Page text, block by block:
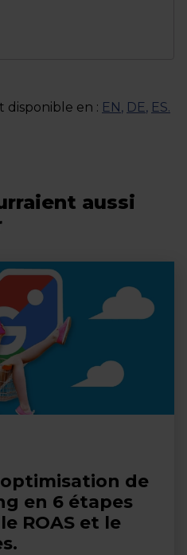
disponible en : EN, DE, ES.
aussi
de
en 6 étapes
ROAS et le